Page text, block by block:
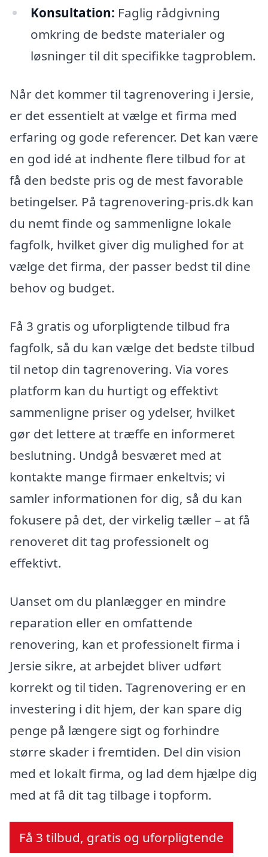
Konsultation: Faglig rådgivning
omkring de bedste materialer og
løsninger til dit specifikke tagproblem.
Når det kommer til tagrenovering i Jersie,
er det essentielt at vælge et firma med
erfaring og gode referencer. Det kan være
en god idé at indhente flere tilbud for at
få den bedste pris og de mest favorable
betingelser. På tagrenovering-pris.dk kan
du nemt finde og sammenligne lokale
fagfolk, hvilket giver dig mulighed for at
vælge det firma, der passer bedst til dine
behov og budget.
Få 3 gratis og uforpligtende tilbud fra
fagfolk, så du kan vælge det bedste tilbud
til netop din tagrenovering. Via vores
platform kan du hurtigt og effektivt
sammenligne priser og ydelser, hvilket
gør det lettere at træffe en informeret
beslutning. Undgå besværet med at
kontakte mange firmaer enkeltvis; vi
samler informationen for dig, så du kan
fokusere på det, der virkelig tæller – at få
renoveret dit tag professionelt og
effektivt.
Uanset om du planlægger en mindre
reparation eller en omfattende
renovering, kan et professionelt firma i
Jersie sikre, at arbejdet bliver udført
korrekt og til tiden. Tagrenovering er en
investering i dit hjem, der kan spare dig
penge på længere sigt og forhindre
større skader i fremtiden. Del din vision
med et lokalt firma, og lad dem hjælpe dig
med at få dit tag tilbage i topform.
Få 3 tilbud, gratis og uforpligtende